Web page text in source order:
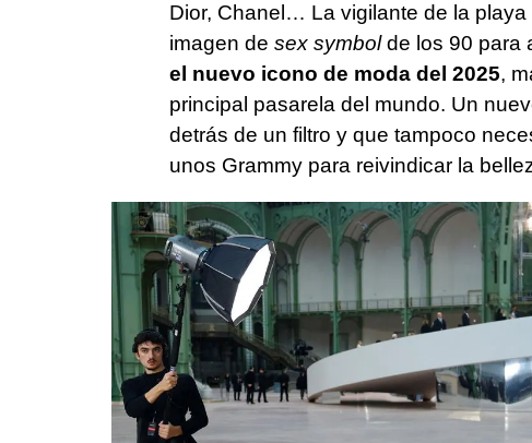
Dior, Chanel… La vigilante de la
imagen de sex symbolde los 90 para
el nuevo icono de moda del 2025,
principal pasarela del mundo. Un
detrás de un filtro y que tampoco
unos Grammy para reivindicar la